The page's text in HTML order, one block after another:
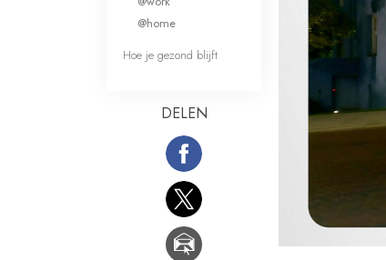
Wat is Grootheid?
@home
Hoe je gezond blijft
DELEN